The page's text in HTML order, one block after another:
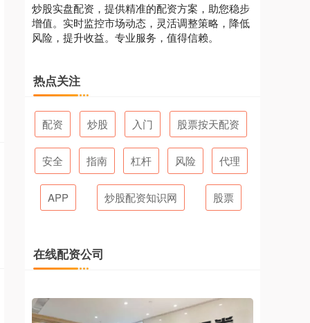
炒股实盘配资，提供精准的配资方案，助您稳步
增值。实时监控市场动态，灵活调整策略，降低
风险，提升收益。专业服务，值得信赖。
热点关注
配资 炒股 入门 股票按天配资
安全 指南 杠杆 风险 代理
APP 炒股配资知识网 股票
在线配资公司